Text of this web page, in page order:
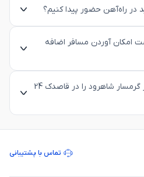
در راه‌آهن حضور پیدا کنیم؟
امکان آوردن مسافر اضافه
آیا می‌توان بلیط قطار گرمسار شاهرود را در قاصدک 24
تماس با پشتیبانی